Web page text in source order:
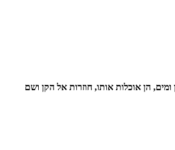
הן אוכלות אותו, חוזרות אל הקן ושם